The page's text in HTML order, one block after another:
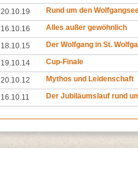
20.10.19 Rund um den
16.10.16 Alles außer gewöhnlich
18.10.15 Der Wolfgang in St.
19.10.14 Cup-Finale
20.10.12 Mythos und Leidenschaft
16.10.11 Der Jubiläumslauf rund